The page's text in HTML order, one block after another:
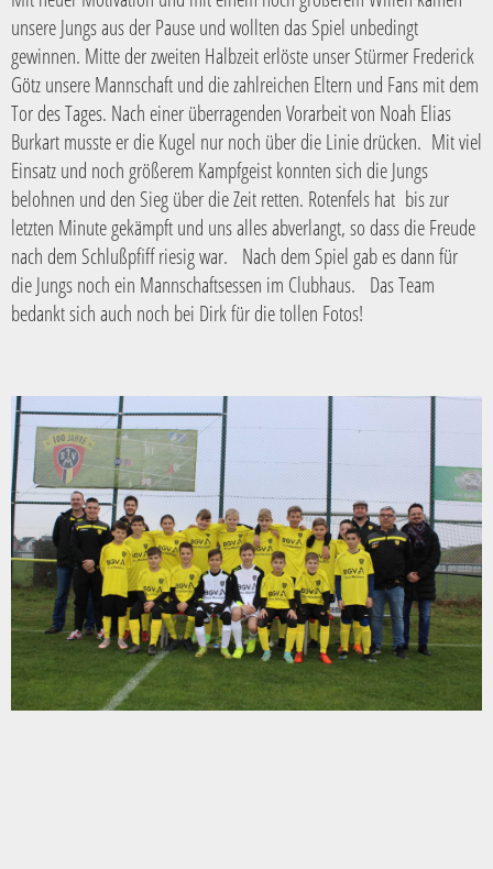
unsere Jungs aus der Pause und wollten das Spiel unbedingt
gewinnen. Mitte der zweiten Halbzeit erlöste unser Stürmer Frederick
Götz unsere Mannschaft und die zahlreichen Eltern und Fans mit dem
Tor des Tages. Nach einer überragenden Vorarbeit von Noah Elias
Burkart musste er die Kugel nur noch über die Linie drücken. Mit viel
Einsatz und noch größerem Kampfgeist konnten sich die Jungs
belohnen und den Sieg über die Zeit retten. Rotenfels hat bis zur
letzten Minute gekämpft und uns alles abverlangt, so dass die Freude
nach dem Schlußpfiff riesig war. Nach dem Spiel gab es dann für
die Jungs noch ein Mannschaftsessen im Clubhaus. Das Team
bedankt sich auch noch bei Dirk für die tollen Fotos!